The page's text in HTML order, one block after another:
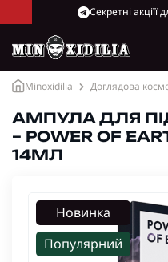
Cекретні акціїї
Minoxidilia Доглядова
АМПУЛА ДЛЯ
– POWER OF
14МЛ
Новинка
Популярний